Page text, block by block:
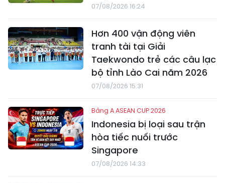
07/08/2026 16:24
Hơn 400 vận động viên
tranh tài tại Giải
Taekwondo trẻ các câu lạc
bộ tỉnh Lào Cai năm 2026
07/08/2026 15:31
Bảng A ASEAN CUP 2026
Indonesia bị loại sau trận
hòa tiếc nuối trước
Singapore
07/08/2026 14:33